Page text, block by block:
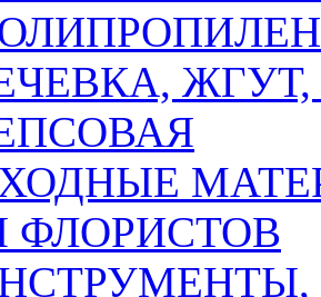
ФЛОРИСТОВ